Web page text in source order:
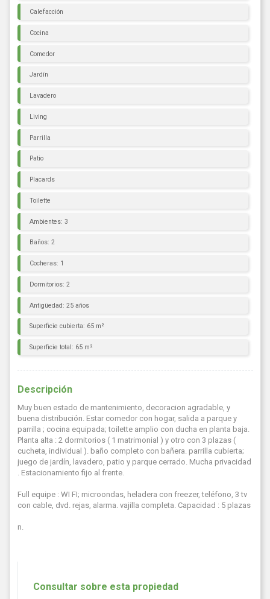
Calefacción
Cocina
Comedor
Jardín
Lavadero
Living
Parrilla
Patio
Placards
Toilette
Ambientes: 3
Baños: 2
Cocheras: 1
Dormitorios: 2
Antigüedad: 25 años
Superficie cubierta: 65 m²
Superficie total: 65 m²
Descripción
Muy buen estado de mantenimiento, decoracion agradable, y
buena distribución. Estar comedor con hogar, salida a parque y
parrilla ; cocina equipada; toilette amplio con ducha en planta baja.
Planta alta : 2 dormitorios ( 1 matrimonial ) y otro con 3 plazas (
cucheta, individual ). baño completo con bañera. parrilla cubierta;
juego de jardín, lavadero, patio y parque cerrado. Mucha privacidad
. Estacionamiento fijo al frente.
Full equipe : WI FI; microondas, heladera con freezer, teléfono, 3 tv
con cable, dvd. rejas, alarma. vajilla completa. Capacidad : 5 plazas
n.
Consultar sobre esta propiedad